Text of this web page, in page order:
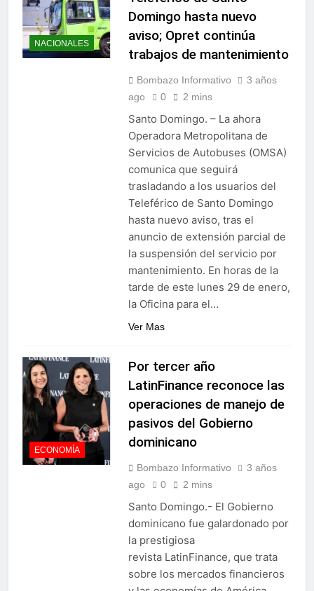
NACIONALES
Domingo hasta nuevo
aviso; Opret continúa
trabajos de mantenimiento
Bombazo Informativo
3 años
ago
0 2 mins
Santo Domingo. – La ahora
Operadora Metropolitana de
Servicios de Autobuses (OMSA)
comunica que seguirá
trasladando a los usuarios del
Teleférico de Santo Domingo
hasta nuevo aviso, tras el
anuncio de extensión parcial de
la suspensión del servicio por
mantenimiento. En horas de la
tarde de este lunes 29 de enero,
la Oficina para el…
Ver Mas
ECONOMÍA
Por tercer año
LatinFinance reconoce las
operaciones de manejo de
pasivos del Gobierno
dominicano
Bombazo Informativo
3 años
ago
0 2 mins
Santo Domingo.- El Gobierno
dominicano fue galardonado por
la prestigiosa
revista LatinFinance, que trata
sobre los mercados financieros